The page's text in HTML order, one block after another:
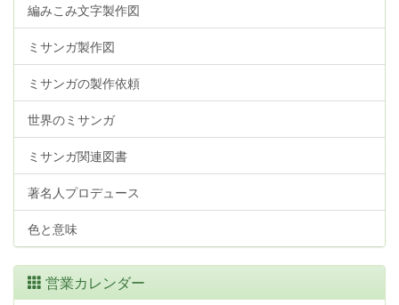
編みこみ文字製作図
ミサンガ製作図
ミサンガの製作依頼
世界のミサンガ
ミサンガ関連図書
著名人プロデュース
色と意味
営業カレンダー